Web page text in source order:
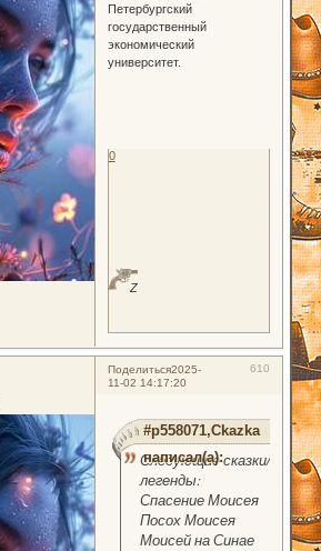
Петербургский
государственный
экономический
университет.
Z
0
Поделиться 610
2025-
11-02 14:17:20
#p558071,Ckazka
написал(а):
Следующие сказки/
легенды:
Спасение Моисея
Посох Моисея
Моисей на Синае